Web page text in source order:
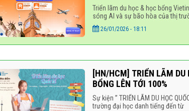
Triển lãm du học & học bổng
sóng AI và sự bão hòa của thị
26/01/2026 - 18:11
[HN/HCM] TRIỂN LÃM
BỔNG LÊN TỚI 100%
Sự kiện ” TRIỂN LÃM DU HỌC
trường đại học danh tiếng đến từ